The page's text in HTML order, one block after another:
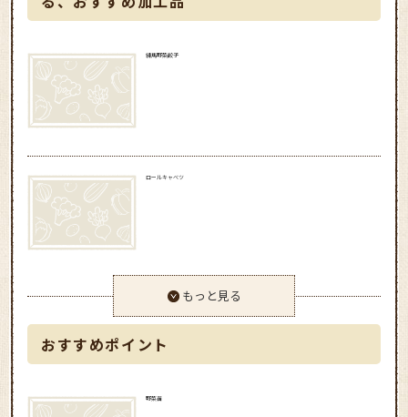
練馬野菜餃子
ロールキャベツ
もっと見る
おすすめポイント
野菜苗